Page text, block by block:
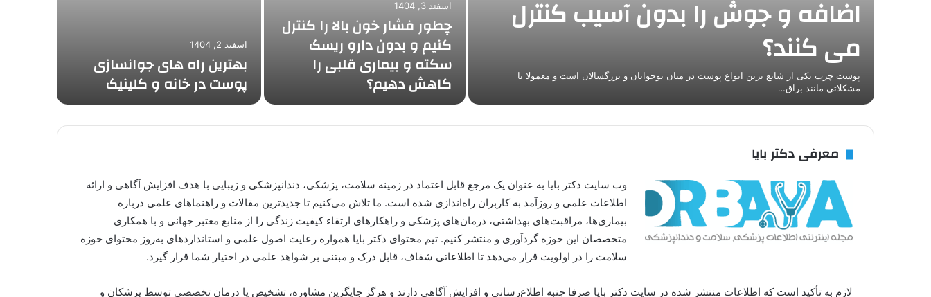
اضافه و جوش را بدون آسیب کنترل
می کنند؟
پوست چرب یکی از شایع ترین انواع پوست در میان نوجوانان و بزرگسالان است و معمولا با
مشکلاتی مانند براق…
اسفند 3, 1404
چطور فشار خون بالا را کنترل
کنیم و بدون دارو ریسک
سکته و بیماری قلبی را
کاهش دهیم؟
اسفند 2, 1404
بهترین راه های جوانسازی
پوست در خانه و کلینیک
معرفی دکتر بایا
وب سایت دکتر بایا به عنوان یک مرجع قابل اعتماد در زمینه سلامت، پزشکی، دندانپزشکی و زیبایی با هدف افزایش آگاهی و ارائه
اطلاعات علمی و روزآمد به کاربران راه‌اندازی شده است. ما تلاش می‌کنیم تا جدیدترین مقالات و راهنماهای علمی درباره
بیماری‌ها، مراقبت‌های بهداشتی، درمان‌های پزشکی و راهکارهای ارتقاء کیفیت زندگی را از منابع معتبر جهانی و با همکاری
متخصصان این حوزه گردآوری و منتشر کنیم. تیم محتوای دکتر بایا همواره رعایت اصول علمی و استانداردهای به‌روز محتوای حوزه
سلامت را در اولویت قرار می‌دهد تا اطلاعاتی شفاف، قابل درک و مبتنی بر شواهد علمی در اختیار شما قرار گیرد.
لازم به تأکید است که اطلاعات منتشر شده در سایت دکتر بایا صرفا جنبه اطلاع‌رسانی و افزایش آگاهی دارند و هرگز جایگزین مشاوره، تشخیص یا درمان تخصصی توسط پزشکان و